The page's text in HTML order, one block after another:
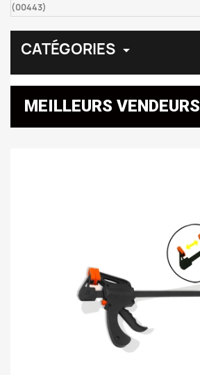
(00443)
CATÉGORIES 
MEILLEURS VENDEURS